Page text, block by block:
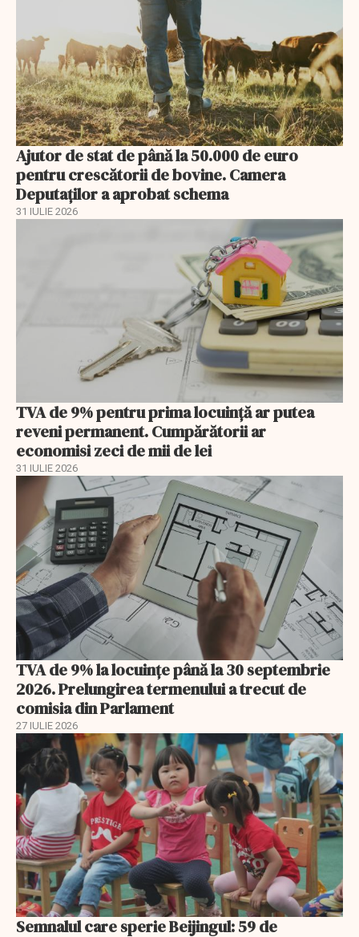
Ajutor de stat de până la 50.000 de euro
pentru crescătorii de bovine. Camera
Deputaților a aprobat schema
31 IULIE 2026
TVA de 9% pentru prima locuință ar putea
reveni permanent. Cumpărătorii ar
economisi zeci de mii de lei
31 IULIE 2026
TVA de 9% la locuințe până la 30 septembrie
2026. Prelungirea termenului a trecut de
comisia din Parlament
27 IULIE 2026
Semnalul care sperie Beijingul: 59 de